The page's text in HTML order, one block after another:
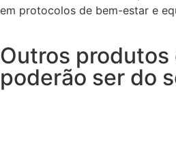
em protocolos de bem-estar e
Outros produtos
poderão ser do